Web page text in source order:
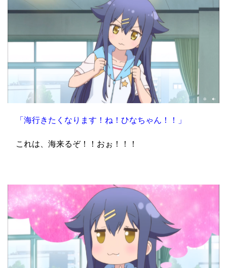
「海行きたくなります！ね！ひなちゃん！！」
これは、海来るぞ！！おぉ！！！